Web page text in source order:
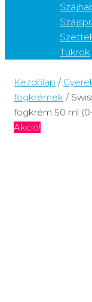
Tükrök
Kezdőlap /
fogkrémek /
fogkrém 50 ml
Akció!